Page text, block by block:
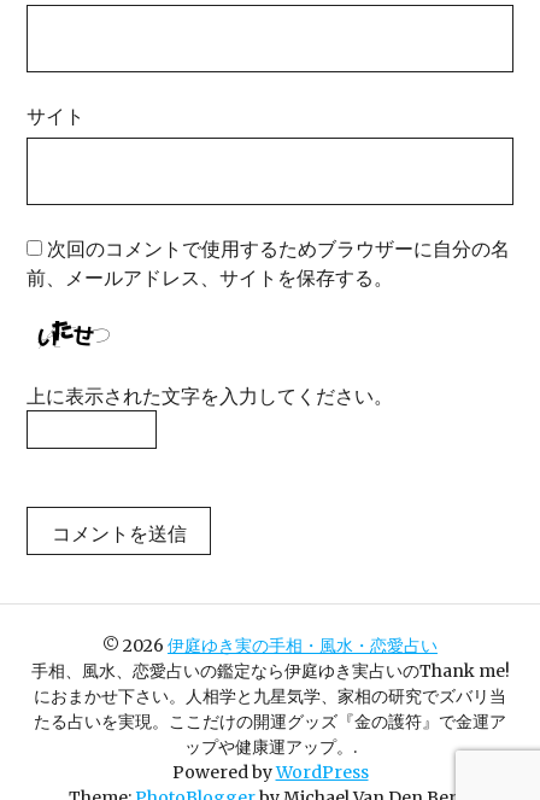
サイト
次回のコメントで使用するためブラウザーに自分の名
前、メールアドレス、サイトを保存する。
上に表示された文字を入力してください。
© 2026 伊庭ゆき実の手相・風水・恋愛占い
手相、風水、恋愛占いの鑑定なら伊庭ゆき実占いのThank me!
におまかせ下さい。人相学と九星気学、家相の研究でズバリ当
たる占いを実現。ここだけの開運グッズ『金の護符』で金運ア
ップや健康運アップ。.
Powered byWordPress